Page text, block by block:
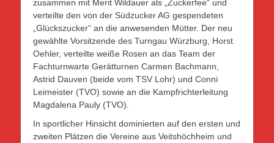
zusammen mit Merit Wildauer als „Zuckerfee“ und
verteilte den von der Südzucker AG gespendeten
„Glückszucker“ an die anwesenden Mütter. Der neu
gewählte Vorsitzende des Turngau Würzburg, Horst
Oehler, verteilte weiße Rosen an das Team der
Fachturnwarte Gerätturnen Carmen Bachmann,
Astrid Dauven (beide vom TSV Lohr) und Conni
Leimeister (TVO) sowie an die Kampfrichterleitung
Magdalena Pauly (TVO).
In sportlicher Hinsicht dominierten auf den ersten und
zweiten Plätzen die Vereine aus Veitshöchheim und